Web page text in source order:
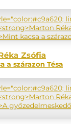
Zsófia
a szárazon Tésa